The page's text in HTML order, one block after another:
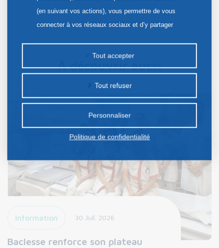
À découvrir aussi
Information 30 Juil. 2026
Baclesse renforce son plateau
(en suivant vos actions), vous permettre de vous
connecter à vos réseaux sociaux et d’y partager
la publicité personnalisée sur notre site ou ceux de
nos partenaires. Certains traceurs non classés
préalable.
Tout accepter
Tout refuser
Personnaliser
Politique de confidentialité